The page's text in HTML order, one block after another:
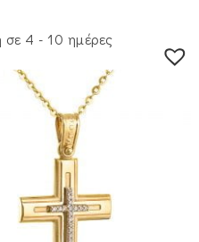
4 - 10 ημέρες